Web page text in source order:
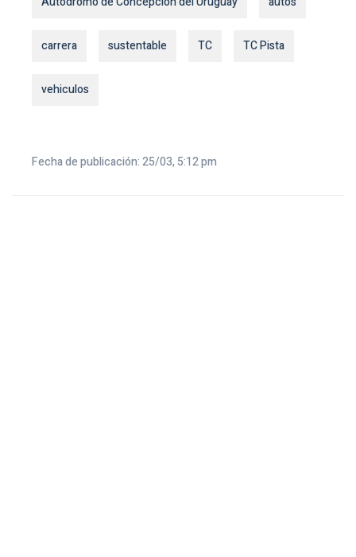
carrera sustentable TC TC Pista
vehiculos
Fecha de publicación: 25/03, 5:12 pm